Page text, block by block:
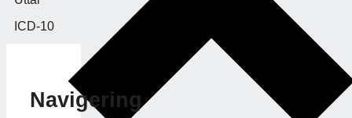
ICD-10
Navigering